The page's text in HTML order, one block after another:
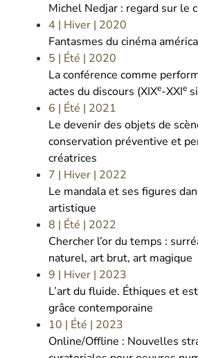
Michel Nedjar : regard sur le
4 | Hiver | 2020
Fantasmes du cinéma
5 | Été | 2020
La conférence comme
actes du discours (XIXe-XXIe
6 | Été | 2021
Le devenir des objets de
conservation préventive et
créatrices
7 | Hiver | 2022
Le mandala et ses figures
artistique
8 | Été | 2022
Chercher l’or du temps :
naturel, art brut, art magique
9 | Hiver | 2023
L’art du fluide. Éthiques et
grâce contemporaine
10 | Été | 2023
Online/Offline : Nouvelles